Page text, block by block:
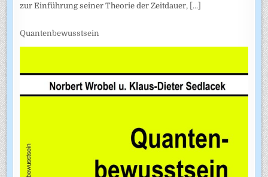
zur Einführung seiner Theorie der Zeitdauer, [...]
Quantenbewusstsein